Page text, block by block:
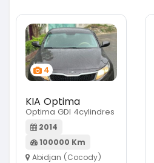
4
KIA Optima
Optima GDI 4cylindres
2014
100000 Km
Abidjan (Cocody)